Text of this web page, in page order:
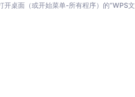
桌面（或开始菜单-所有程序）的“WPS文